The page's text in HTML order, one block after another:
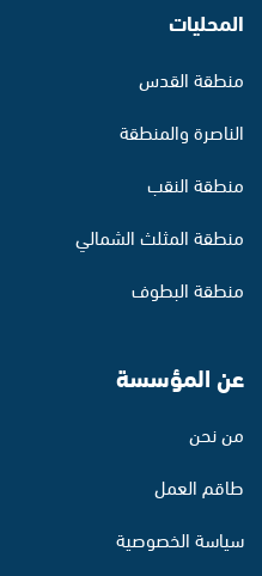
المحليات
منطقة القدس
الناصرة والمنطقة
منطقة النقب
منطقة المثلث الشمالي
منطقة البطوف
عن المؤسسة
من نحن
طاقم العمل
سياسة الخصوصية